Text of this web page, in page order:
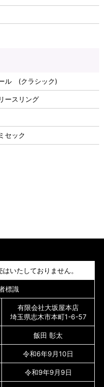
ル (クラシック)
ースリング
セック
いたしておりません。
標識
有限会社大坂屋本店
埼玉県志木市本町1-6-57
飯田 彰太
令和6年9月10日
令和9年9月9日